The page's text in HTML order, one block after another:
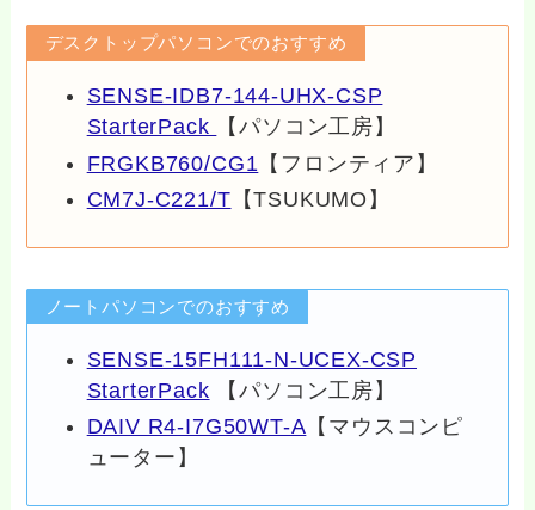
デスクトップパソコンでのおすすめ
SENSE-IDB7-144-UHX-CSP
StarterPack
【パソコン工房】
FRGKB760/CG1 【フロンティア】
CM7J-C221/T 【TSUKUMO】
ノートパソコンでのおすすめ
SENSE-15FH111-N-UCEX-CSP
StarterPack 【パソコン工房】
DAIV R4-I7G50WT-A 【マウスコンピ
ューター】